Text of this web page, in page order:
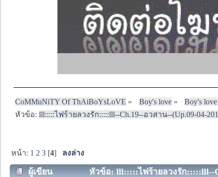
CoMMuNiTY Of ThAiBoYsLoVE » Boy's love»
Boy's
หัวข้อ:lll:::::ไฟร้ายลวงรัก:::::lll--Ch.19--อวสาน--(Up.09-04-
หน้า: 1 2 3 [4] ลงล่าง
ผู้เขียน หัวข้อ: lll:::::ไฟร้ายลวงรัก:::::lll--